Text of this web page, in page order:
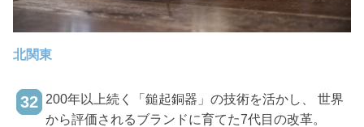
北関東
32 200年以上続く「鎚起銅器」の技術を活かし、 世界
から評価されるブランドに育てた7代目の改革。